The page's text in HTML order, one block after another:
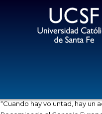
“Cuando hay voluntad, hay un